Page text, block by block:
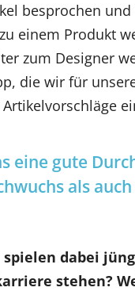
besprochen
einem Produkt
zum Designer
die wir für
eine gute
als
spielen dabei
stehen?